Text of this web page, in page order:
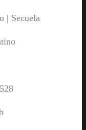
| Secuela